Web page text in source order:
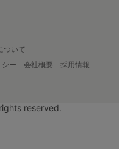
ついて
シー 会社概要
採用情報
reserved.